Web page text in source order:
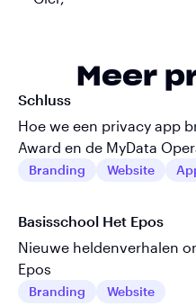
Meer
Schluss
Hoe we een privacy app
Award en de MyData
Branding Website
Basisschool Het Epos
Nieuwe heldenverhalen
Epos
Branding Website